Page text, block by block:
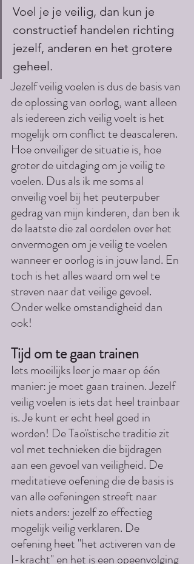
Voel je je veilig, dan kun je
constructief handelen richting
jezelf, anderen en het grotere
geheel.
Jezelf veilig voelen is dus de basis van
de oplossing van oorlog, want alleen
als iedereen zich veilig voelt is het
mogelijk om conflict te deascaleren.
Hoe onveiliger de situatie is, hoe
groter de uitdaging om je veilig te
voelen. Dus als ik me soms al
onveilig voel bij het peuterpuber
gedrag van mijn kinderen, dan ben ik
de laatste die zal oordelen over het
onvermogen om je veilig te voelen
wanneer er oorlog is in jouw land. En
toch is het alles waard om wel te
streven naar dat veilige gevoel.
Onder welke omstandigheid dan
ook!
Tijd om te gaan trainen
Iets moeilijks leer je maar op één
manier: je moet gaan trainen. Jezelf
veilig voelen is iets dat heel trainbaar
is. Je kunt er echt heel goed in
worden! De Taoïstische traditie zit
vol met technieken die bijdragen
aan een gevoel van veiligheid. De
meditatieve oefening die de basis is
van alle oefeningen streeft naar
niets anders: jezelf zo effectieg
mogelijk veilig verklaren. De
oefening heet "het activeren van de
I-kracht" en het is een opeenvolging